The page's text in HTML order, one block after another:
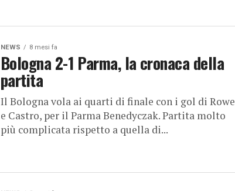
NEWS 8 mesi fa
Bologna 2-1 Parma, la cronaca della
partita
Il Bologna vola ai quarti di finale con i gol di Rowe
e Castro, per il Parma Benedyczak. Partita molto
più complicata rispetto a quella di...